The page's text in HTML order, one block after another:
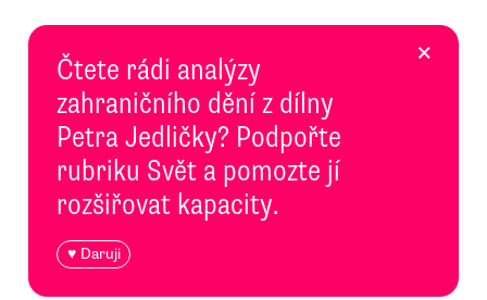
Čtete rádi analýzy
zahraničního dění z dílny
Petra Jedličky? Podpořte
rubriku Svět a pomozte jí
rozšiřovat kapacity.
♥ Daruji
×